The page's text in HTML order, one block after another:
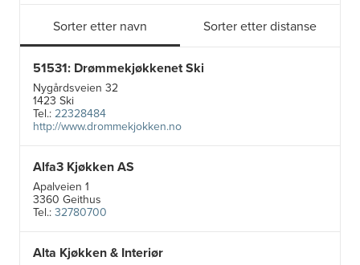
Sorter etter navn Sorter etter distanse
51531: Drømmekjøkkenet Ski
Nygårdsveien 32
1423 Ski
Tel.: 22328484
http://www.drommekjokken.no
Alfa3 Kjøkken AS
Apalveien 1
3360 Geithus
Tel.: 32780700
Alta Kjøkken & Interiør